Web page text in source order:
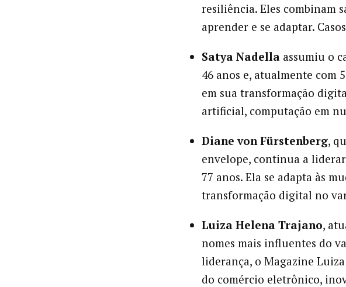
resiliência. Eles combinam
aprender e se adaptar.
Satya Nadellaassumiu o
46 anos e, atualmente com
em sua transformação
artificial, computação em
Diane von Fürstenberg,
envelope, continua a
77 anos. Ela se adapta às
transformação digital no
Luiza Helena Trajano,
nomes mais influentes do
liderança, o Magazine
do comércio eletrônico,